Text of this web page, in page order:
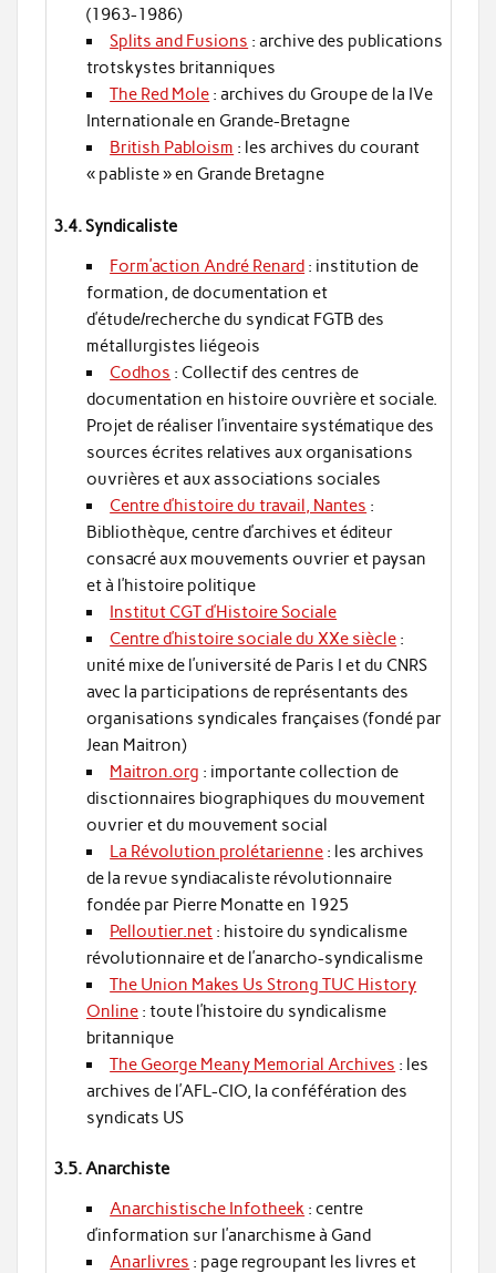
(1963-1986)
Splits and Fusions : archive des publications
trotskystes britanniques
The Red Mole : archives du Groupe de la IVe
Internationale en Grande-Bretagne
British Pabloism : les archives du courant
« pabliste » en Grande Bretagne
3.4. Syndicaliste
Form’action André Renard : institution de
formation, de documentation et
d’étude/recherche du syndicat FGTB des
métallurgistes liégeois
Codhos : Collectif des centres de
documentation en histoire ouvrière et sociale.
Projet de réaliser l’inventaire systématique des
sources écrites relatives aux organisations
ouvrières et aux associations sociales
Centre d’histoire du travail, Nantes :
Bibliothèque, centre d’archives et éditeur
consacré aux mouvements ouvrier et paysan
et à l’histoire politique
Institut CGT d’Histoire Sociale
Centre d’histoire sociale du XXe siècle :
unité mixe de l’université de Paris I et du CNRS
avec la participations de représentants des
organisations syndicales françaises (fondé par
Jean Maitron)
Maitron.org : importante collection de
disctionnaires biographiques du mouvement
ouvrier et du mouvement social
La Révolution prolétarienne : les archives
de la revue syndiacaliste révolutionnaire
fondée par Pierre Monatte en 1925
Pelloutier.net : histoire du syndicalisme
révolutionnaire et de l’anarcho-syndicalisme
The Union Makes Us Strong TUC History
Online: toute l’histoire du syndicalisme
britannique
The George Meany Memorial Archives : les
archives de l’AFL-CIO, la conféfération des
syndicats US
3.5. Anarchiste
Anarchistische Infotheek : centre
d’information sur l’anarchisme à Gand
Anarlivres : page regroupant les livres et